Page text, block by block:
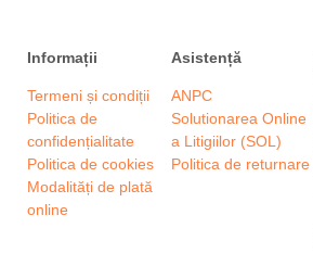
Informații
Termeni și condiții
Politica de
confidențialitate
Politica de cookies
Modalități de plată
online
Asistență
ANPC
Solutionarea Online
a Litigiilor (SOL)
Politica de returnare